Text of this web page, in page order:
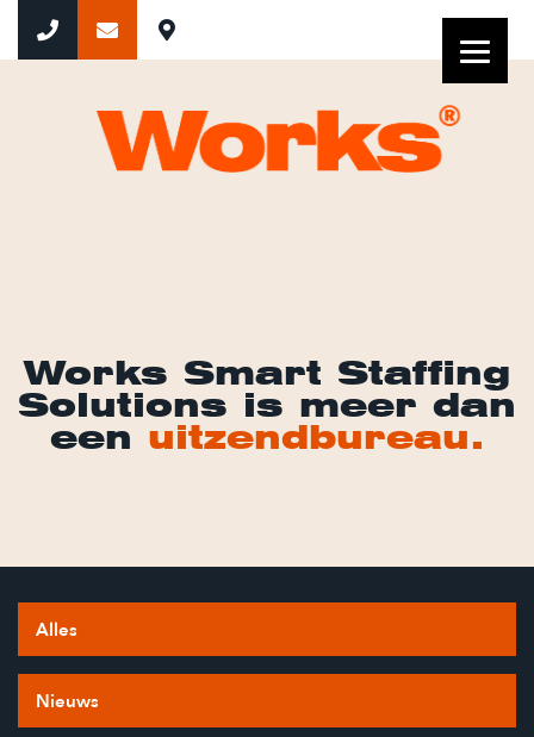
Works Smart Staffing
Solutions is meer dan
een uitzendbureau.
Alles
Nieuws